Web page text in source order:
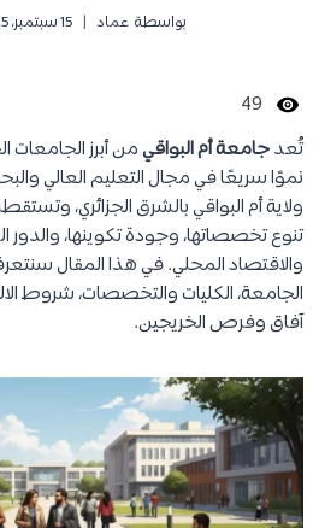
بواسطة عماد 15 سبتمبر، 2025
49
تُعدجامعة أم البواقيمن أبرز الجامعات
نموًا سريعًا في مجال التعليم العالي
ولاية أم البواقي بالشرق الجزائري،
تنوع تخصصاتها، وجودة تكوينها،
والاقتصاد المحلي. في هذا المقال
الجامعة، الكليات والتخصصات، شروط
آفاق وفرص الخريجين.